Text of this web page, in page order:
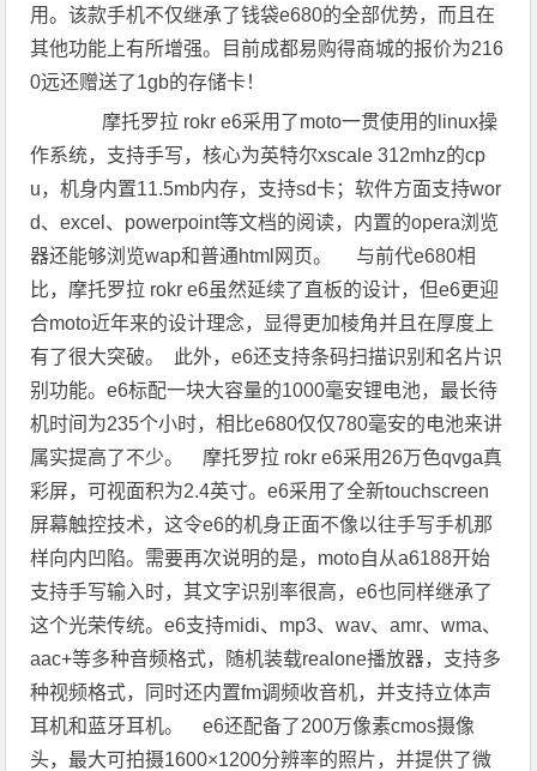
用。该款手机不仅继承了钱袋e680的全部优势，而且在
其他功能上有所增强。目前成都易购得商城的报价为216
0远还赠送了1gb的存储卡！
摩托罗拉 rokr e6采用了moto一贯使用的linux操
作系统，支持手写，核心为英特尔xscale 312mhz的cp
u，机身内置11.5mb内存，支持sd卡；软件方面支持wor
d、excel、powerpoint等文档的阅读，内置的opera浏览
器还能够浏览wap和普通html网页。 与前代e680相
比，摩托罗拉 rokr e6虽然延续了直板的设计，但e6更迎
合moto近年来的设计理念，显得更加棱角并且在厚度上
有了很大突破。 此外，e6还支持条码扫描识别和名片识
别功能。e6标配一块大容量的1000毫安锂电池，最长待
机时间为235个小时，相比e680仅仅780毫安的电池来讲
属实提高了不少。 摩托罗拉 rokr e6采用26万色qvga真
彩屏，可视面积为2.4英寸。e6采用了全新touchscreen
屏幕触控技术，这令e6的机身正面不像以往手写手机那
样向内凹陷。需要再次说明的是，moto自从a6188开始
支持手写输入时，其文字识别率很高，e6也同样继承了
这个光荣传统。e6支持midi、mp3、wav、amr、wma、
aac+等多种音频格式，随机装载realone播放器，支持多
种视频格式，同时还内置fm调频收音机，并支持立体声
耳机和蓝牙耳机。 e6还配备了200万像素cmos摄像
头，最大可拍摄1600×1200分辨率的照片，并提供了微